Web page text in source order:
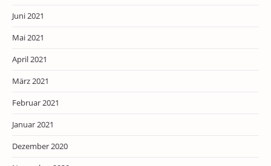
Juni 2021
Mai 2021
April 2021
März 2021
Februar 2021
Januar 2021
Dezember 2020